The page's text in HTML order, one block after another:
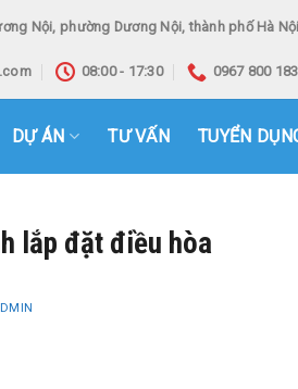
Nội, phường Dương Nội, thành phố Hà
08:00 - 17:30 0967 800 183
DỰ ÁN TƯ VẤN TUYỂN
lắp đặt điều hòa